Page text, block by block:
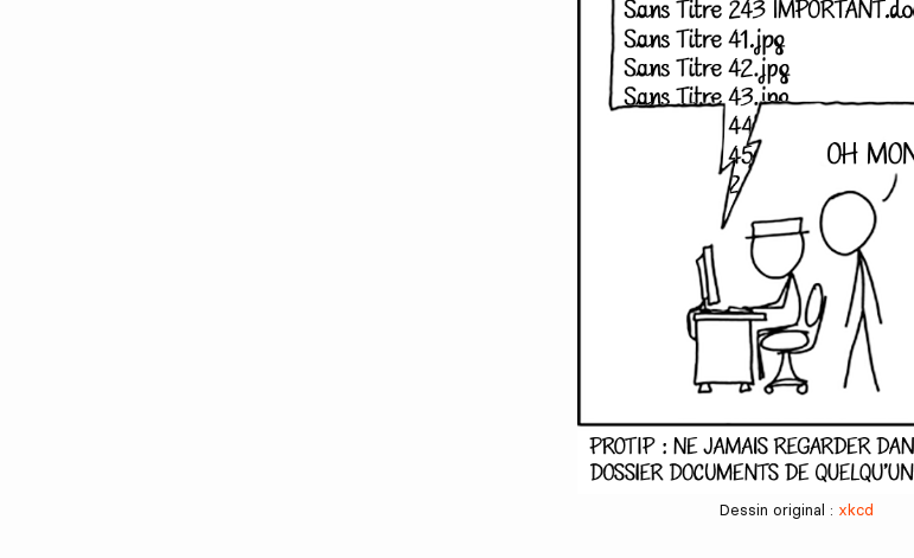
Dessin original : xkcd